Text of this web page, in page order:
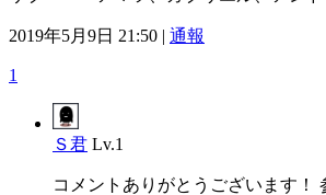
2019年5月9日 21:50 | 通報
1
Ｓ君 Lv.1
コメントありがとうございます！